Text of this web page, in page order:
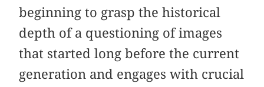
beginning to grasp the historical
depth of a questioning of images
that started long before the current
generation and engages with crucial